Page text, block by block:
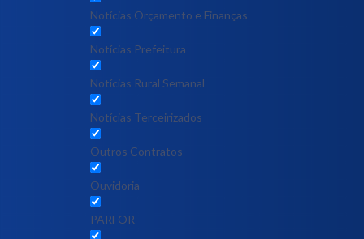
Notícias Orçamento e Finanças
Notícias Prefeitura
Notícias Rural Semanal
Notícias Terceirizados
Outros Contratos
Ouvidoria
PARFOR